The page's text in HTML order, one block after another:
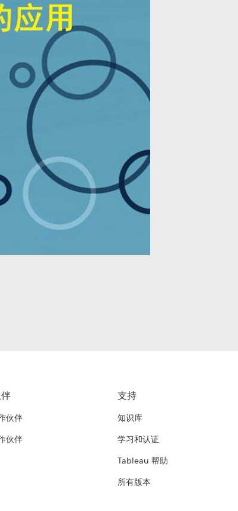
伙伴
伙伴
支持
知识库
学习和认证
Tableau 帮助
所有版本